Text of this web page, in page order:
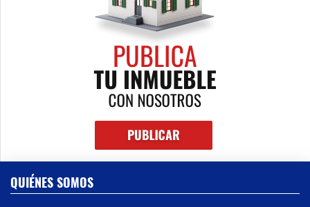
QUIÉNES SOMOS